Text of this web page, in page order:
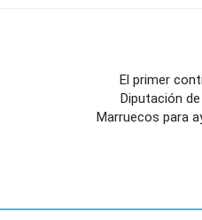
El primer
Diputación
Marruecos para